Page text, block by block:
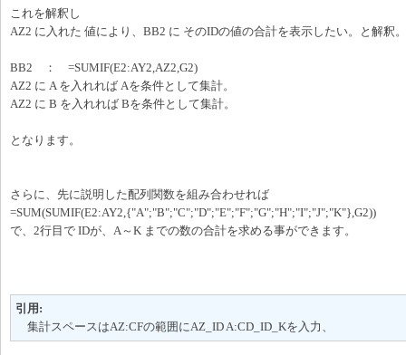
これを解釈し
AZ2 に入れた 値により、BB2 に そのIDの値の合計を表示したい。と解釈。
BB2 ： =SUMIF(E2:AY2,AZ2,G2)
AZ2 に A を入れれば Aを条件として集計。
AZ2 に B を入れれば Bを条件として集計。
となります。
さらに、先に説明した配列関数を組み合わせれば
=SUM(SUMIF(E2:AY2,{"A";"B";"C";"D";"E";"F";"G";"H";"I";"J";"K"},G2))
で、2行目で IDが、A～K までの数の合計を求める事ができます。
引用:
集計スペースはAZ:CFの範囲にAZ_ID A:CD_ID_Kを入力、